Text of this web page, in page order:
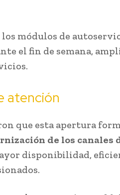
los módulos de
el fin de semana,
atención
que esta apertura
de los canales
disponibilidad,